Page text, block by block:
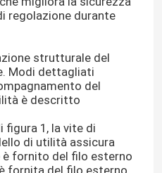
regolazione durante
strutturale del
Modi dettagliati
del
è descritto
figura 1, la vite di
di utilità assicura
è fornito del filo esterno